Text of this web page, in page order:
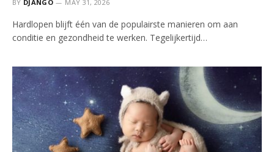
BY DJANGO MAY 31, 2026
Hardlopen blijft één van de populairste manieren om aan
conditie en gezondheid te werken. Tegelijkertijd…